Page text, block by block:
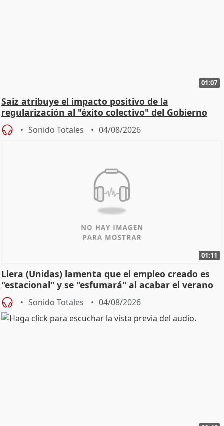
01:07
Saiz atribuye el impacto positivo de la
regularización al "éxito colectivo" del Gobierno
Sonido Totales 04/08/2026
01:11
Llera (Unidas) lamenta que el empleo creado es
"estacional" y se "esfumará" al acabar el verano
Sonido Totales 04/08/2026